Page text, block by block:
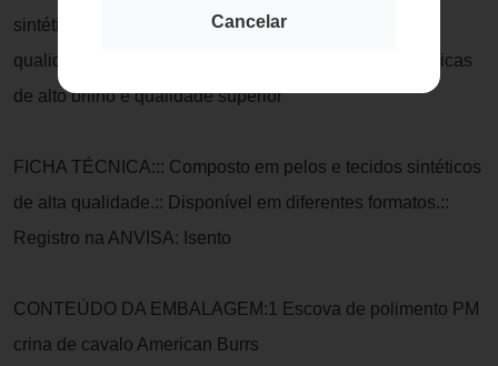
Cancelar
sintético semelhante ao de crina de cavalo.:: De alta
qualidade, promove um polimento em resinas e cerâmicas
de alto brilho e qualidade superior
FICHA TÉCNICA::: Composto em pelos e tecidos sintéticos
de alta qualidade.:: Disponível em diferentes formatos.::
Registro na ANVISA: Isento
CONTEÚDO DA EMBALAGEM:1 Escova de polimento PM
crina de cavalo American Burrs